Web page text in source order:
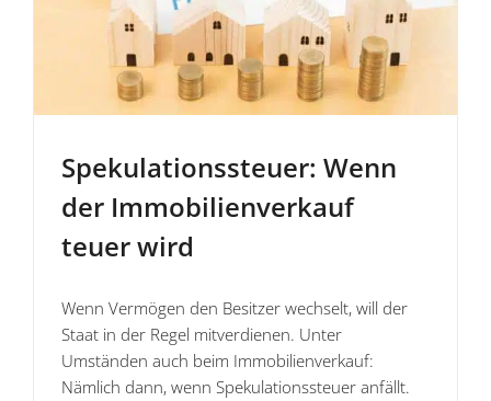
Speku­la­ti­ons­steuer: Wenn
der Immobi­li­en­verkauf
teuer wird
Wenn Vermögen den Besitzer wechselt, will der
Staat in der Regel mitverdienen. Unter
Umständen auch beim Immobilienverkauf:
Nämlich dann, wenn Spekulationssteuer anfällt.